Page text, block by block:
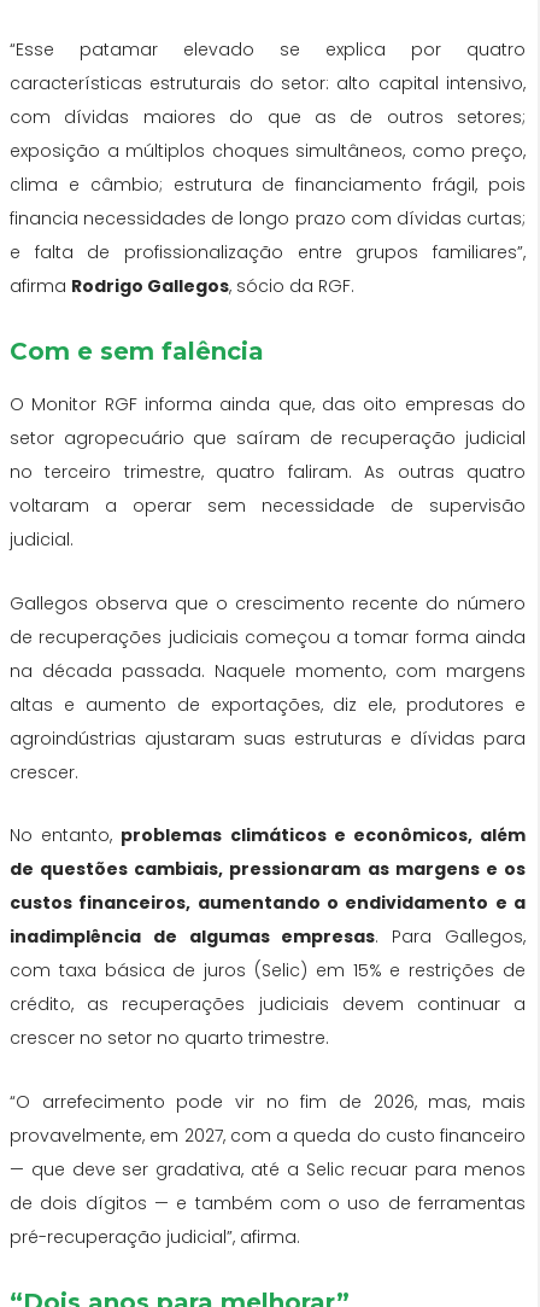
“Esse patamar elevado se explica por quatro
características estruturais do setor: alto capital intensivo,
com dívidas maiores do que as de outros setores;
exposição a múltiplos choques simultâneos, como preço,
clima e câmbio; estrutura de financiamento frágil, pois
financia necessidades de longo prazo com dívidas curtas;
e falta de profissionalização entre grupos familiares”,
afirma Rodrigo Gallegos, sócio da RGF.
Com e sem falência
O Monitor RGF informa ainda que, das oito empresas do
setor agropecuário que saíram de recuperação judicial
no terceiro trimestre, quatro faliram. As outras quatro
voltaram a operar sem necessidade de supervisão
judicial.
Gallegos observa que o crescimento recente do número
de recuperações judiciais começou a tomar forma ainda
na década passada. Naquele momento, com margens
altas e aumento de exportações, diz ele, produtores e
agroindústrias ajustaram suas estruturas e dívidas para
crescer.
No entanto, problemas climáticos e econômicos, além
de questões cambiais, pressionaram as margens e os
custos financeiros, aumentando o endividamento e a
inadimplência de algumas empresas. Para Gallegos,
com taxa básica de juros (Selic) em 15% e restrições de
crédito, as recuperações judiciais devem continuar a
crescer no setor no quarto trimestre.
“O arrefecimento pode vir no fim de 2026, mas, mais
provavelmente, em 2027, com a queda do custo financeiro
— que deve ser gradativa, até a Selic recuar para menos
de dois dígitos — e também com o uso de ferramentas
pré-recuperação judicial”, afirma.